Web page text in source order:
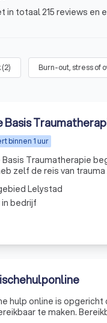
in totaal 215 reviews
(2) Burn-out, stress of
Basis
binnen 1 uur
Basis Traumatherapie
zelf de reis van
en empathische
Lelystad
in bedrijf
hulp online is opgericht
te maken.